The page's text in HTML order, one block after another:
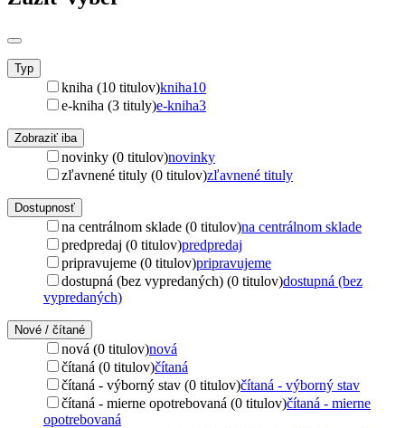
Typ
kniha (10 titulov)kniha10
e-kniha (3 tituly)e-kniha3
Zobraziť iba
novinky (0 titulov)novinky
zľavnené tituly (0 titulov)zľavnené tituly
Dostupnosť
na centrálnom sklade (0 titulov)na centrálnom sklade
predpredaj (0 titulov)predpredaj
pripravujeme (0 titulov)pripravujeme
dostupná (bez vypredaných) (0 titulov)dostupná (bez
vypredaných)
Nové / čítané
nová (0 titulov)nová
čítaná (0 titulov)čítaná
čítaná - výborný stav (0 titulov)čítaná - výborný stav
čítaná - mierne opotrebovaná (0 titulov)čítaná - mierne
opotrebovaná